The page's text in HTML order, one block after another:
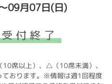
09月07日(日)
受付終了
席以上）、△（10席未満）、
おります。※情報は週1回程度